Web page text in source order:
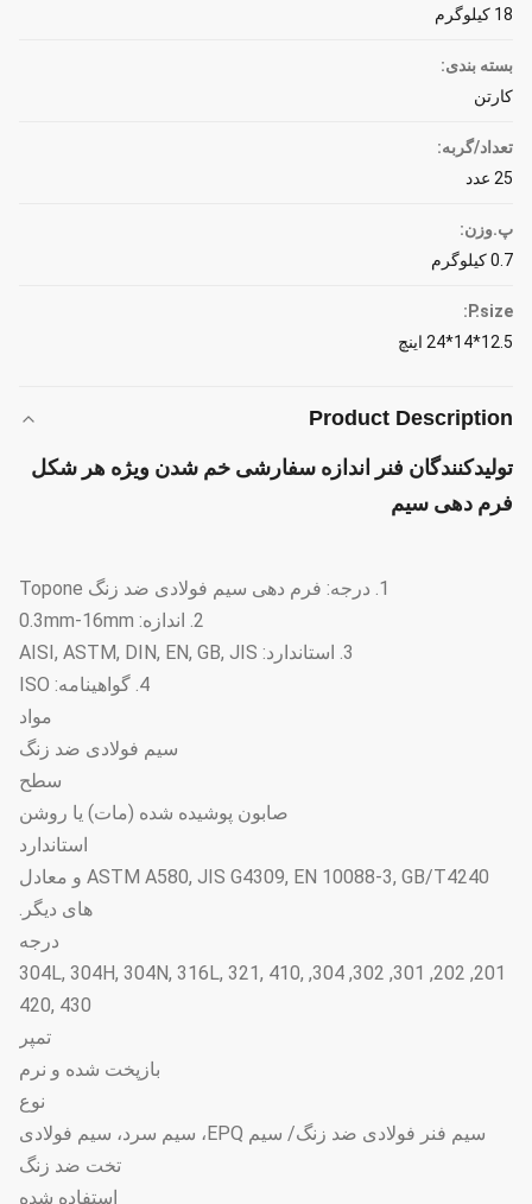
18 کیلوگرم
بسته بندی:
کارتن
تعداد/گربه:
25 عدد
پ.وزن:
0.7 کیلوگرم
P.size:
12.5*14*24 اینچ
Product Description
تولیدکنندگان فنر اندازه سفارشی خم شدن ویژه هر شکل
فرم دهی سیم
1. درجه: فرم دهی سیم فولادی ضد زنگ Topone
2. اندازه: 0.3mm-16mm
3. استاندارد: AISI, ASTM, DIN, EN, GB, JIS
4. گواهینامه: ISO
مواد
سیم فولادی ضد زنگ
سطح
صابون پوشیده شده (مات) یا روشن
استاندارد
ASTM A580, JIS G4309, EN 10088-3, GB/T4240 و معادل
های دیگر.
درجه
201, 202, 301, 302, 304, 304L, 304H, 304N, 316L, 321, 410,
420, 430
تمپر
بازپخت شده و نرم
نوع
سیم فنر فولادی ضد زنگ/ سیم EPQ، سیم سرد، سیم فولادی
تخت ضد زنگ
استفاده شده